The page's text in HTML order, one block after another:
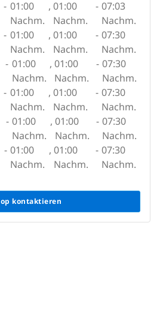
- 01:00
Nachm.
, 01:00
Nachm.
- 07:03
Nachm.
- 01:00
Nachm.
, 01:00
Nachm.
- 07:30
Nachm.
- 01:00
Nachm.
, 01:00
Nachm.
- 07:30
Nachm.
- 01:00
Nachm.
, 01:00
Nachm.
- 07:30
Nachm.
- 01:00
Nachm.
, 01:00
Nachm.
- 07:30
Nachm.
- 01:00
Nachm.
, 01:00
Nachm.
- 07:30
Nachm.
kontaktieren